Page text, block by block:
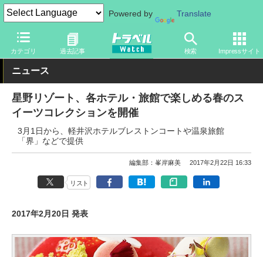
Powered by Translate
カテゴリ 過去記事 検索 Impressサイト
トラベル Watch 地域 国内旅行
ニュース
星野リゾート、各ホテル・旅館で楽しめる春のス
イーツコレクションを開催
3月1日から、軽井沢ホテルブレストンコートや温泉旅館
「界」などで提供
編集部：峯岸麻美 2017年2月22日 16:33
リスト
2017年2月20日 発表